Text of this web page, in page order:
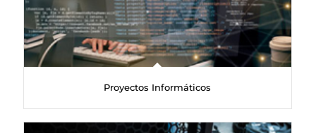
Proyectos Informáticos